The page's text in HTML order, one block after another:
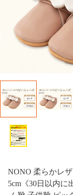
NONO 柔らかレ
5cm《30日以内に